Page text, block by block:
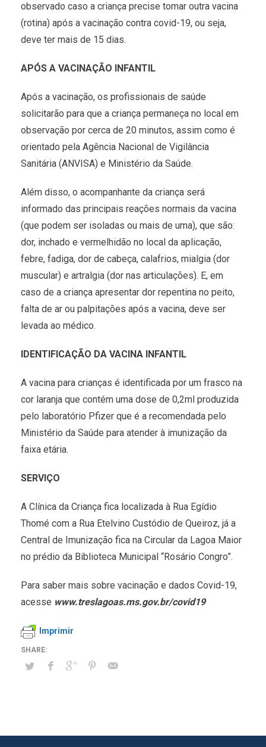
observado caso a criança precise tomar outra vacina
(rotina) após a vacinação contra covid-19, ou seja,
deve ter mais de 15 dias.
APÓS A VACINAÇÃO INFANTIL
Após a vacinação, os profissionais de saúde
solicitarão para que a criança permaneça no local em
observação por cerca de 20 minutos, assim como é
orientado pela Agência Nacional de Vigilância
Sanitária (ANVISA) e Ministério da Saúde.
Além disso, o acompanhante da criança será
informado das principais reações normais da vacina
(que podem ser isoladas ou mais de uma), que são:
dor, inchado e vermelhidão no local da aplicação,
febre, fadiga, dor de cabeça, calafrios, mialgia (dor
muscular) e artralgia (dor nas articulações). E, em
caso de a criança apresentar dor repentina no peito,
falta de ar ou palpitações após a vacina, deve ser
levada ao médico.
IDENTIFICAÇÃO DA VACINA INFANTIL
A vacina para crianças é identificada por um frasco na
cor laranja que contém uma dose de 0,2ml produzida
pelo laboratório Pfizer que é a recomendada pelo
Ministério da Saúde para atender à imunização da
faixa etária.
SERVIÇO
A Clínica da Criança fica localizada à Rua Egídio
Thomé com a Rua Etelvino Custódio de Queiroz, já a
Central de Imunização fica na Circular da Lagoa Maior
no prédio da Biblioteca Municipal “Rosário Congro”.
Para saber mais sobre vacinação e dados Covid-19,
acesse www.treslagoas.ms.gov.br/covid19
Imprimir